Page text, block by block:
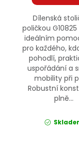
Dílenská
poličkou G10825
ideálním
pro každého,
pohodlí,
uspořádání a
mobility při
Robustní
plně...